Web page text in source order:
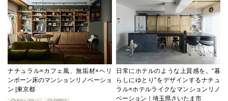
ナチュラル×カフェ風、無垢材×ヘリ
ンボーン床のマンションリノベーショ
ン |東京都
日常にホテルのような上質感を。“暮
らしにゆとり”をデザインするナチュ
ラル×ホテルライクなマンションリノ
ベーション｜埼玉県さいたま市